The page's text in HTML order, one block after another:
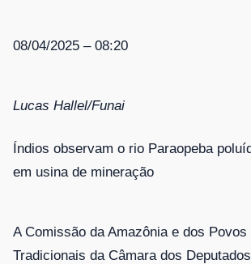
08/04/2025 – 08:20
Lucas Hallel/Funai
Índios observam o rio Paraopeba
em usina de mineração
A Comissão da Amazônia e dos
Tradicionais da Câmara dos